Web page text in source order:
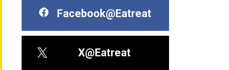
Facebook@Eatreat
X@Eatreat